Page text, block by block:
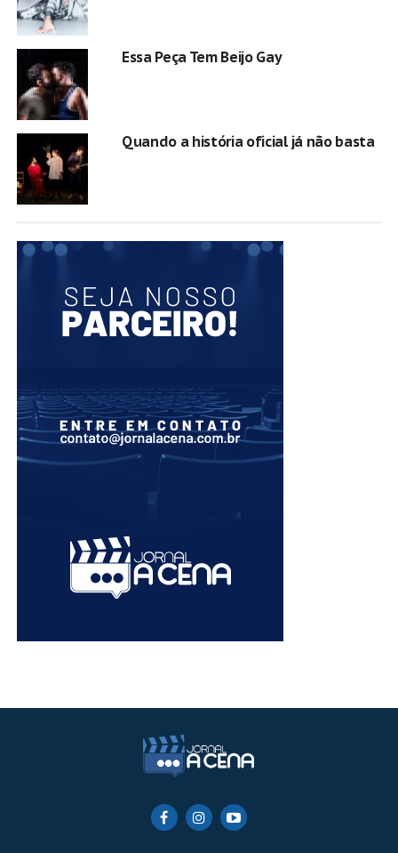
Essa Peça Tem Beijo Gay
Quando a história oficial já não basta